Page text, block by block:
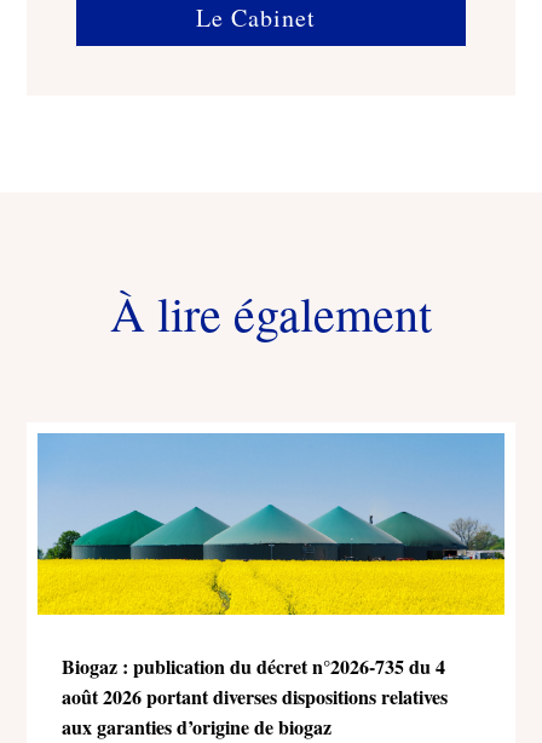
Le Cabinet
À lire également
Biogaz : publication du décret n°2026-735 du 4
août 2026 portant diverses dispositions relatives
aux garanties d’origine de biogaz